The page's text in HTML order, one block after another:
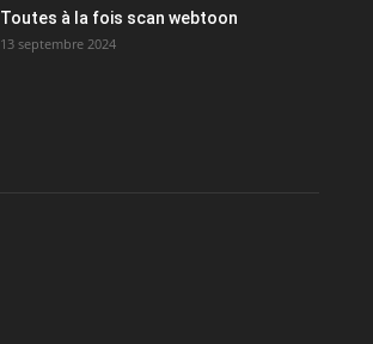
Toutes à la fois scan webtoon
13 septembre 2024